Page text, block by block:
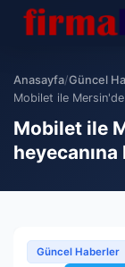
Anasayfa/Güncel
Mobilet ile
Mobilet ile
heyecanına
Güncel Haberler